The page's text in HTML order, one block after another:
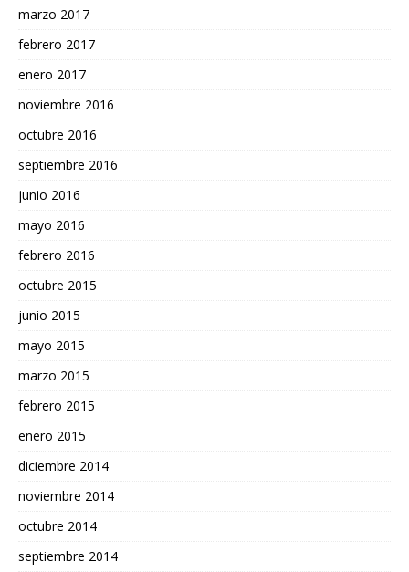
marzo 2017
febrero 2017
enero 2017
noviembre 2016
octubre 2016
septiembre 2016
junio 2016
mayo 2016
febrero 2016
octubre 2015
junio 2015
mayo 2015
marzo 2015
febrero 2015
enero 2015
diciembre 2014
noviembre 2014
octubre 2014
septiembre 2014